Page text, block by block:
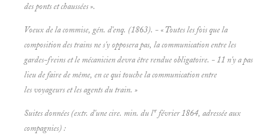
des ponts et chaussées ».
Voeux de la commise, gén. d'enq. (1863). - « Toutes les fois que la
composition des trains ne s'y opposera pas, la communication entre les
gardes-freins et le mécanicien devra être rendue obligatoire. - 11 n'y a pas
lieu de faire de même, en ce qui touche la communication entre
les voyageurs et les agents du train. »
Suites données (extr. d'une cire. min. du l'r février 1864, adressée aux
compagnies) :